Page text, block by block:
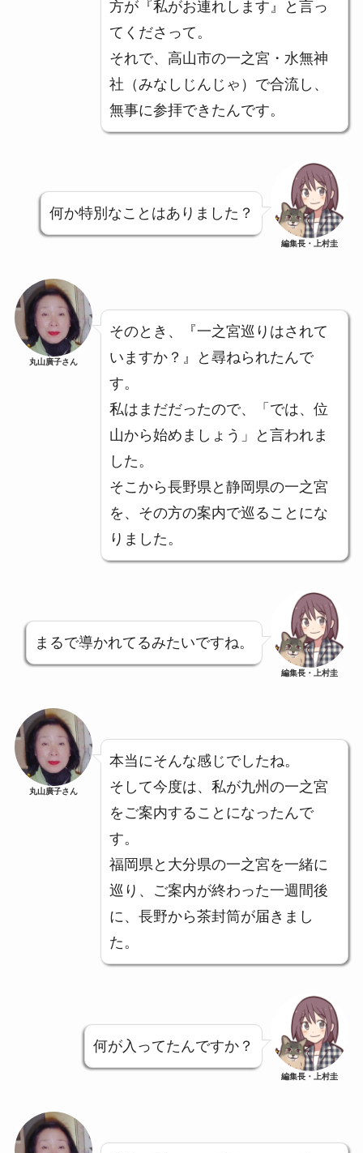
方が『私がお連れします』と言っ
てくださって。
それで、高山市の一之宮・水無神
社（みなしじんじゃ）で合流し、
無事に参拝できたんです。
何か特別なことはありました？
編集長・上村圭
丸山廣子さん
そのとき、『一之宮巡りはされて
いますか？』と尋ねられたんで
す。
私はまだだったので、「では、位
山から始めましょう」と言われま
した。
そこから長野県と静岡県の一之宮
を、その方の案内で巡ることにな
りました。
まるで導かれてるみたいですね。
編集長・上村圭
丸山廣子さん
本当にそんな感じでしたね。
そして今度は、私が九州の一之宮
をご案内することになったんで
す。
福岡県と大分県の一之宮を一緒に
巡り、ご案内が終わった一週間後
に、長野から茶封筒が届きまし
た。
何が入ってたんですか？
編集長・上村圭